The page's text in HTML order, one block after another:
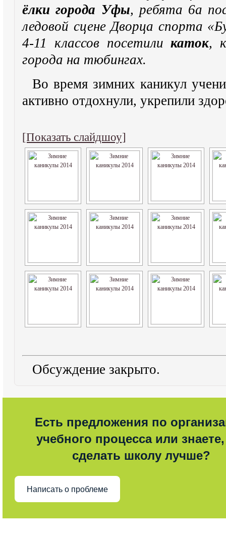
ёлки города Уфы, ребята 6а
ледовой сцене Дворца спорта
4-11 классов посетиликаток,
города на тюбингах.
Во время зимних каникул
активно отдохнули, укрепили
[Показать слайдшоу]
Обсуждение закрыто.
Есть предложения по
учебного процесса или знаете,
сделать школу лучше?
Написать о проблеме